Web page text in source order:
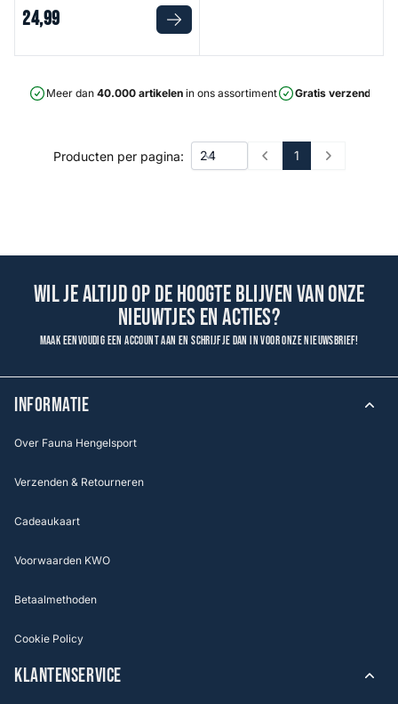
24,99
Meer dan 40.000 artikelen in ons assortiment Gratis verzending
Producten per pagina: Prev 1 Next
Wil je altijd op de hoogte blijven van onze
nieuwtjes en acties?
Maak eenvoudig een account aan en schrijf je dan in voor onze nieuwsbrief!
INFORMATIE
Over Fauna Hengelsport
Verzenden & Retourneren
Cadeaukaart
Voorwaarden KWO
Betaalmethoden
Cookie Policy
KLANTENSERVICE